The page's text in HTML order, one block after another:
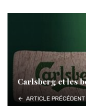
Carlsberg et les
ARTICLE PRÉCÉDENT